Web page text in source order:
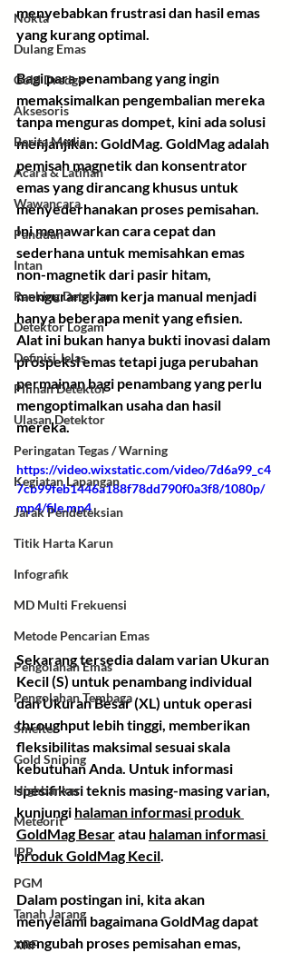
Nokta
Dulang Emas
Gold Dredge
Aksesoris
Berita Media
Acara & Latihan
Wawancara
Panduan
Intan
Ranking Detektor
Detektor Logam
Definisi Jelas
Pilihan Detektor
Ulasan Detektor
Peringatan Tegas / Warning
Kegiatan Lapangan
Jarak Pendeteksian
Titik Harta Karun
Infografik
MD Multi Frekuensi
Metode Pencarian Emas
Pengolahan Emas
Pengolahan Tembaga
Smelter
Gold Sniping
Highbanker
Meteorit
IPR
PGM
Tanah Jarang
XRF
menyebabkan frustrasi dan hasil emas
yang kurang optimal.
Bagi para penambang yang ingin
memaksimalkan pengembalian mereka
tanpa menguras dompet, kini ada solusi
menjanjikan: GoldMag. GoldMag adalah
pemisah magnetik dan konsentrator
emas yang dirancang khusus untuk
menyederhanakan proses pemisahan.
Ini menawarkan cara cepat dan
sederhana untuk memisahkan emas
non-magnetik dari pasir hitam,
mengurangi jam kerja manual menjadi
hanya beberapa menit yang efisien.
Alat ini bukan hanya bukti inovasi dalam
prospeksi emas tetapi juga perubahan
permainan bagi penambang yang perlu
mengoptimalkan usaha dan hasil
mereka.
https://video.wixstatic.com/video/7d6a99_c4
7cb99feb1446a188f78dd790f0a3f8/1080p/
mp4/file.mp4
Sekarang tersedia dalam varian Ukuran
Kecil (S) untuk penambang individual
dan Ukuran Besar (XL) untuk operasi
throughput lebih tinggi, memberikan
fleksibilitas maksimal sesuai skala
kebutuhan Anda. Untuk informasi
spesifikasi teknis masing-masing varian,
kunjungi halaman informasi produk
GoldMag Besar atau halaman informasi
produk GoldMag Kecil
Dalam postingan ini, kita akan
menyelami bagaimana GoldMag dapat
mengubah proses pemisahan emas,